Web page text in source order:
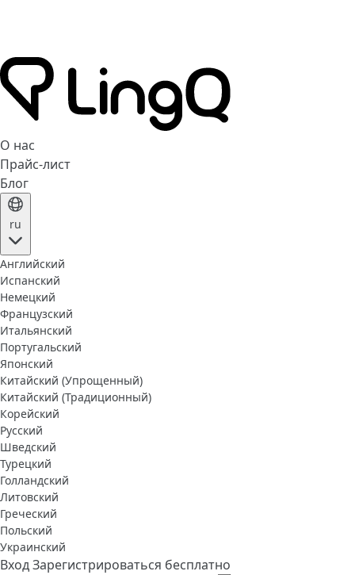
О нас
Прайс-лист
Блог
ru
Английский
Испанский
Немецкий
Французский
Итальянский
Португальский
Японский
Китайский (Упрощенный)
Китайский (Традиционный)
Корейский
Русский
Шведский
Турецкий
Голландский
Литовский
Греческий
Польский
Украинский
ВходЗарегистрироваться бесплатно